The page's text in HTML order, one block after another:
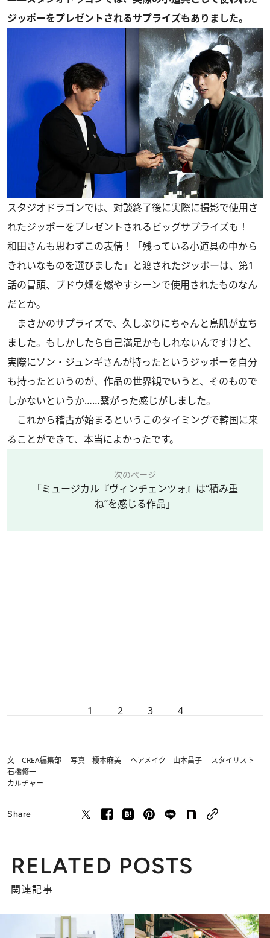
ジッポーをプレゼントされるサプライズもありました。
スタジオドラゴンでは、対談終了後に実際に撮影で使用さ
れたジッポーをプレゼントされるビッグサプライズも！
和田さんも思わずこの表情！「残っている小道具の中から
きれいなものを選びました」と渡されたジッポーは、第1
話の冒頭、ブドウ畑を燃やすシーンで使用されたものなん
だとか。
まさかのサプライズで、久しぶりにちゃんと鳥肌が立ち
ました。もしかしたら自己満足かもしれないんですけど、
実際にソン・ジュンギさんが持ったというジッポーを自分
も持ったというのが、作品の世界観でいうと、そのもので
しかないというか……繋がった感じがしました。
これから稽古が始まるというこのタイミングで韓国に来
ることができて、本当によかったです。
次のページ
「ミュージカル『ヴィンチェンツォ』は“積み重
ね”を感じる作品」
1 2 3 4
文＝CREA編集部 写真＝榎本麻美 ヘアメイク＝山本昌子 スタイリスト＝
石橋修一
カルチャー
Share
RELATED POSTS
関連記事